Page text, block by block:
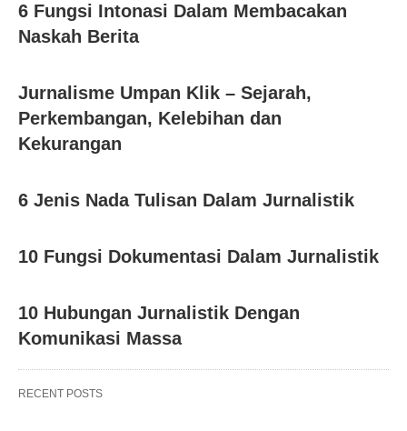
6 Fungsi Intonasi Dalam Membacakan
Naskah Berita
Jurnalisme Umpan Klik – Sejarah,
Perkembangan, Kelebihan dan
Kekurangan
6 Jenis Nada Tulisan Dalam Jurnalistik
10 Fungsi Dokumentasi Dalam Jurnalistik
10 Hubungan Jurnalistik Dengan
Komunikasi Massa
RECENT POSTS